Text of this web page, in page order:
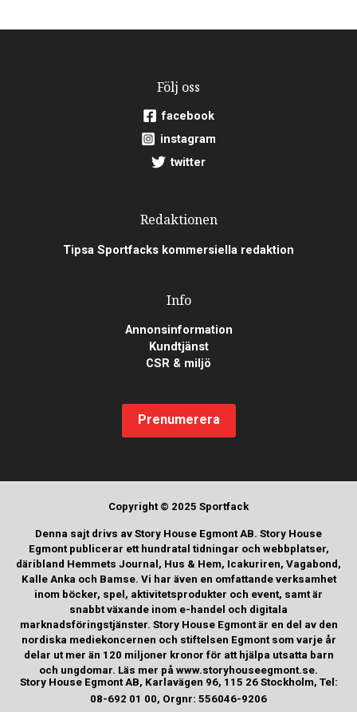
Följ oss
facebook
instagram
twitter
Redaktionen
Tipsa Sportfacks kommersiella redaktion
Info
Annonsinformation
Kundtjänst
CSR & miljö
Prenumerera
Copyright © 2025 Sportfack
Denna sajt drivs av Story House Egmont AB. Story House
Egmont publicerar ett hundratal tidningar och webbplatser,
däribland Hemmets Journal, Hus & Hem, Icakuriren, Vagabond,
Kalle Anka och Bamse. Vi har även en omfattande verksamhet
inom böcker, spel, aktivitetsprodukter och event, samt är
snabbt växande inom e-handel och digitala
marknadsföringstjänster. Story House Egmont är en del av den
nordiska mediekoncernen och stiftelsen Egmont som varje år
delar ut mer än 120 miljoner kronor för att hjälpa utsatta barn
och ungdomar. Läs mer på www.storyhouseegmont.se.
Story House Egmont AB, Karlavägen 96, 115 26 Stockholm, Tel:
08-692 01 00, Orgnr: 556046-9206